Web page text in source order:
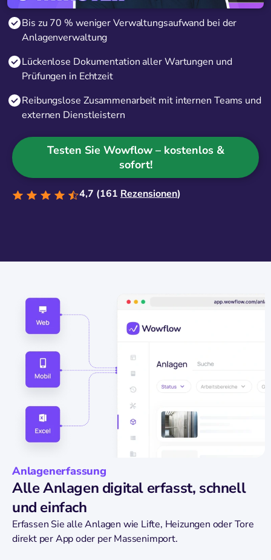
Bis zu 70 % weniger Verwaltungsaufwand bei der
Anlagenverwaltung
Lückenlose Dokumentation aller Wartungen und
Prüfungen in Echtzeit
Reibungslose Zusammenarbeit mit internen Teams und
externen Dienstleistern
Testen Sie Wowflow – kostenlos &
sofort!
4,7 (161 Rezensionen)
Anlagenerfassung
Alle Anlagen digital erfasst, schnell
und einfach
Erfassen Sie alle Anlagen wie Lifte, Heizungen oder Tore
direkt per App oder per Massenimport.